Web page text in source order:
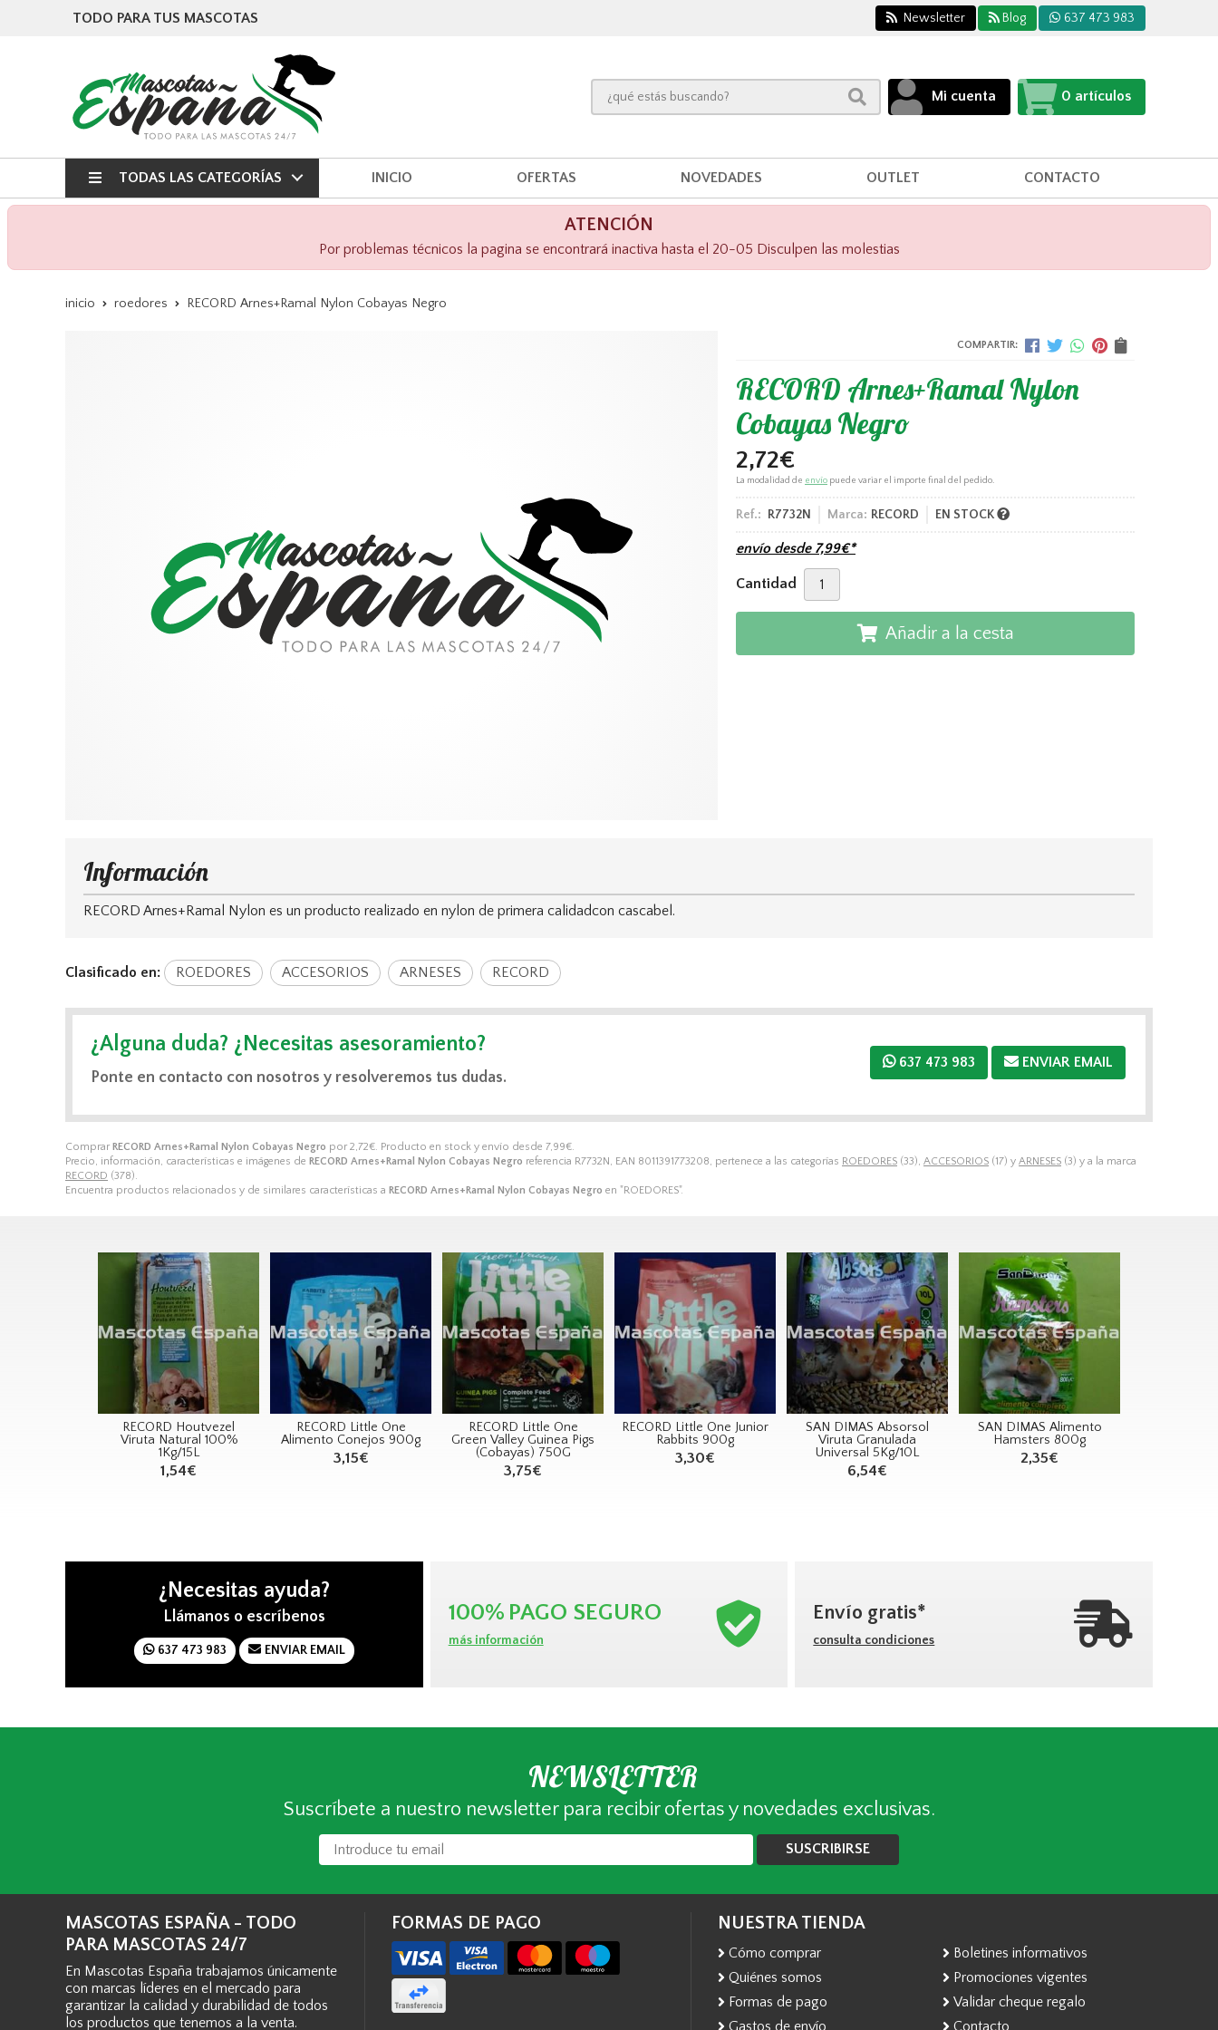
TODO PARA TUS MASCOTAS Newsletter Blog 637 473 983
Mi cuenta 0 artículos
TODAS LAS CATEGORÍAS INICIO OFERTAS NOVEDADES OUTLET CONTACTO
ATENCIÓN
Por problemas técnicos la pagina se encontrará inactiva hasta el 20-05 Disculpen las molestias
inicio roedores RECORD Arnes+Ramal Nylon Cobayas Negro
COMPARTIR:
RECORD Arnes+Ramal Nylon
Cobayas Negro
2,72€
La modalidad de envío puede variar el importe final del pedido.
Ref.: R7732N Marca: RECORD EN STOCK
envío desde 7,99€*
Cantidad
Añadir a la cesta
Comprar RECORD Arnes+Ramal Nylon Cobayas Negro por 2,72€. Producto en stock y envío desde 7,99€.
Precio, información, características e imágenes de RECORD Arnes+Ramal Nylon Cobayas Negro referencia R7732N, EAN 8011391773208, pertenece a las categorías ROEDORES (33), ACCESORIOS (17) y ARNESES (3) y a la marca
RECORD (378).
Encuentra productos relacionados y de similares características a RECORD Arnes+Ramal Nylon Cobayas Negro en "ROEDORES".
Información
RECORD Arnes+Ramal Nylon es un producto realizado en nylon de primera calidadcon cascabel.
Clasificado en: ROEDORES ACCESORIOS ARNESES RECORD
¿Alguna duda? ¿Necesitas asesoramiento?
Ponte en contacto con nosotros y resolveremos tus dudas.
637 473 983 ENVIAR EMAIL
RECORD Houtvezel
Viruta Natural 100%
1Kg/15L
1,54€
RECORD Little One
Alimento Conejos 900g
3,15€
RECORD Little One
Green Valley Guinea Pigs
(Cobayas) 750G
3,75€
RECORD Little One Junior
Rabbits 900g
3,30€
SAN DIMAS Absorsol
Viruta Granulada
Universal 5Kg/10L
6,54€
SAN DIMAS Alimento
Hamsters 800g
2,35€
¿Necesitas ayuda?
Llámanos o escríbenos
637 473 983 ENVIAR EMAIL
100% PAGO SEGURO
más información
Envío gratis*
consulta condiciones
NEWSLETTER
Suscríbete a nuestro newsletter para recibir ofertas y novedades exclusivas.
SUSCRIBIRSE
MASCOTAS ESPAÑA - TODO
PARA MASCOTAS 24/7
En Mascotas España trabajamos únicamente
con marcas líderes en el mercado para
garantizar la calidad y durabilidad de todos
los productos que tenemos a la venta.
FORMAS DE PAGO NUESTRA TIENDA
Cómo comprar
Quiénes somos
Formas de pago
Gastos de envío
Boletines informativos
Promociones vigentes
Validar cheque regalo
Contacto